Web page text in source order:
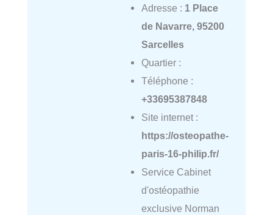
Adresse : 1 Place
de Navarre, 95200
Sarcelles
Quartier :
Téléphone :
+33695387848
Site internet :
https://osteopathe-
paris-16-philip.fr/
Service Cabinet
d'ostéopathie
exclusive Norman